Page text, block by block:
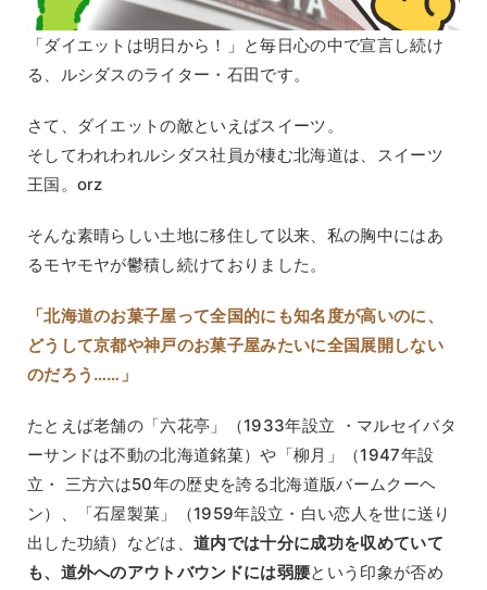
「ダイエットは明日から！」と毎日心の中で宣言し続け
る、ルシダスのライター・石田です。
さて、ダイエットの敵といえばスイーツ。
そしてわれわれルシダス社員が棲む北海道は、スイーツ
王国。orz
そんな素晴らしい土地に移住して以来、私の胸中にはあ
るモヤモヤが鬱積し続けておりました。
「北海道のお菓子屋って全国的にも知名度が高いのに、
どうして京都や神戸のお菓子屋みたいに全国展開しない
のだろう……」
たとえば老舗の「六花亭」（1933年設立 ・マルセイバタ
ーサンドは不動の北海道銘菓）や「柳月」（1947年設
立・ 三方六は50年の歴史を誇る北海道版バームクーヘ
ン）、「石屋製菓」（1959年設立・白い恋人を世に送り
出した功績）などは、道内では十分に成功を収めていて
も、道外へのアウトバウンドには弱腰という印象が否め